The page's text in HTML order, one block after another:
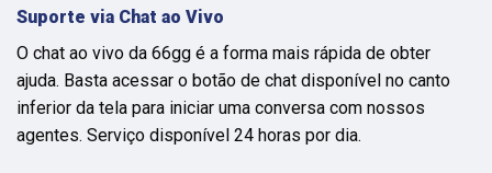
Suporte via Chat ao Vivo
O chat ao vivo da 66gg é a forma mais rápida de obter
ajuda. Basta acessar o botão de chat disponível no canto
inferior da tela para iniciar uma conversa com nossos
agentes. Serviço disponível 24 horas por dia.